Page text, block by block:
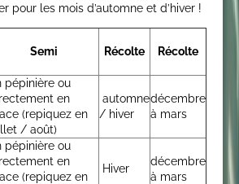
pour les mois d’automne et d’hiver !
Semi Récolte Récolte
pépinière ou
en
(repiquez en
/ août)
automne
/ hiver
décembre
à mars
pépinière ou
en
(repiquez en
Hiver
décembre
à mars